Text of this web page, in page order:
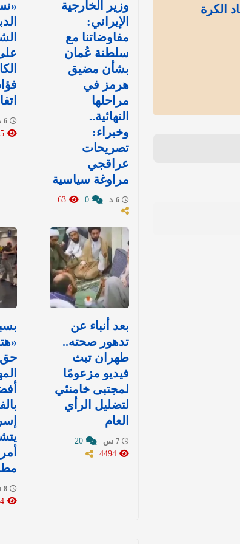
وزير الخارجية
الإيراني:
مفاوضاتنا مع
سلطنة عُمان
بشأن مضيق
هرمز في
مراحلها
النهائية..
وخبراء:
تصريحات
عراقجي
مراوغة سياسية
بعد أنباء عن
تدهور صحته..
طهران تبث
فيديو مزعومًا
لمجتبى خامنئي
لتضليل الرأي
العام
حق